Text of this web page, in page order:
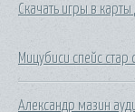
Скачать игры в
Мицубиси спейс
Александр мазин